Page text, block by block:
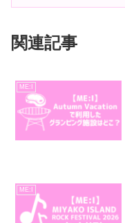
関連記事
ME:I
ME:I